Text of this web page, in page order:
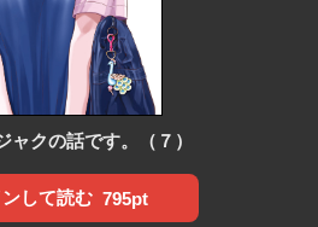
ャクの話です。（７）
して読む 795pt